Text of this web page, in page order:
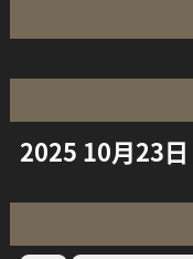
2025 10月23日